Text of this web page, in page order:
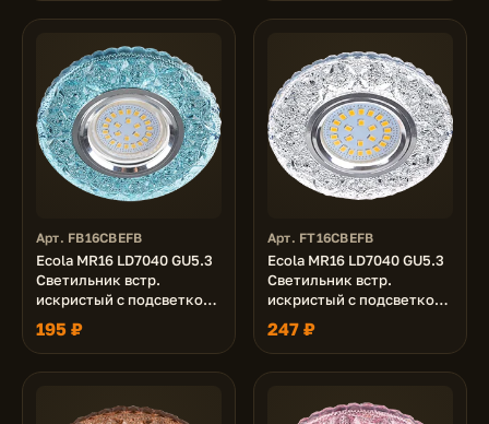
Арт. FB16CBEFB
Ecola MR16 LD7040 GU5.3
Светильник встр.
искристый с подсветкой
"Бабочки" Голубой / Хром
25x95
195 ₽
Арт. FT16CBEFB
Ecola MR16 LD7040 GU5.3
Светильник встр.
искристый с подсветкой
"Бабочки" Прозрачный /
Хром 25x95
247 ₽